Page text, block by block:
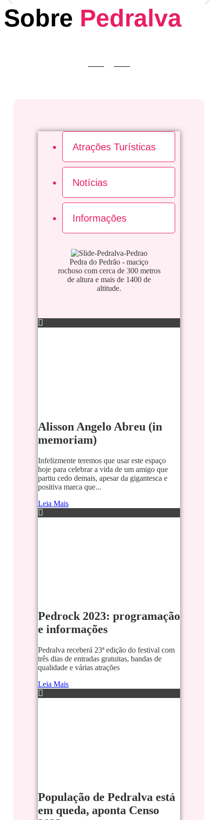
Sobre Pedralva
Atrações Turísticas
Notícias
Informações
Pedra do Pedrão - maciço
rochoso com cerca de 300 metros
de altura e mais de 1400 de
altitude.
Alisson Angelo Abreu (in
memoriam)
Infelizmente teremos que usar este espaço
hoje para celebrar a vida de um amigo que
partiu cedo demais, apesar da gigantesca e
positiva marca que...
Leia Mais
Pedrock 2023: programação
e informações
Pedralva receberá 23ª edição do festival com
três dias de entradas gratuitas, bandas de
qualidade e várias atrações
Leia Mais
População de Pedralva está
em queda, aponta Censo